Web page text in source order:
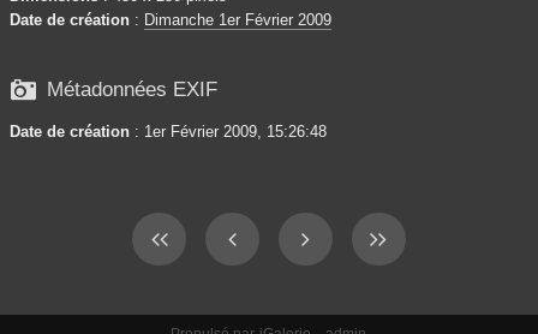
Date de création : Dimanche 1er Février 2009
 Métadonnées EXIF
Date de création : 1er Février 2009, 15:26:48